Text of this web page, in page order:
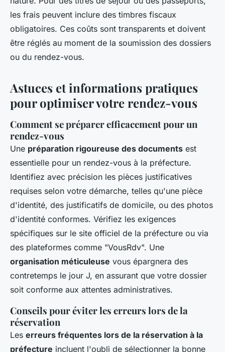
les frais peuvent inclure des timbres fiscaux
obligatoires. Ces coûts sont transparents et doivent
être réglés au moment de la soumission des dossiers
ou du rendez-vous.
Astuces et informations pratiques
pour optimiser votre rendez-vous
Comment se préparer efficacement pour un
rendez-vous
Une préparation rigoureuse des documents est
essentielle pour un rendez-vous à la préfecture.
Identifiez avec précision les pièces justificatives
requises selon votre démarche, telles qu'une pièce
d'identité, des justificatifs de domicile, ou des photos
d'identité conformes. Vérifiez les exigences
spécifiques sur le site officiel de la préfecture ou via
des plateformes comme "VousRdv". Une
organisation méticuleuse vous épargnera des
contretemps le jour J, en assurant que votre dossier
soit conforme aux attentes administratives.
Conseils pour éviter les erreurs lors de la
réservation
Les erreurs fréquentes lors de la réservation à la
préfecture incluent l'oubli de sélectionner la bonne